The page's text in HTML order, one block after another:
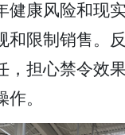
健康风险和现
和限制销售。
，担心禁令效
。